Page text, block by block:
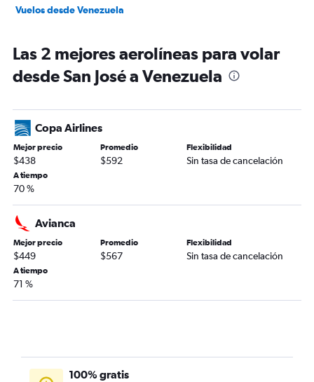
Vuelos desde Venezuela
Las 2 mejores aerolíneas para volar
desde San José a Venezuela
Copa Airlines
Mejor precio
$438
Promedio
$592
Flexibilidad
Sin tasa de cancelación
A tiempo
70 %
Avianca
Mejor precio
$449
Promedio
$567
Flexibilidad
Sin tasa de cancelación
A tiempo
71 %
100% gratis